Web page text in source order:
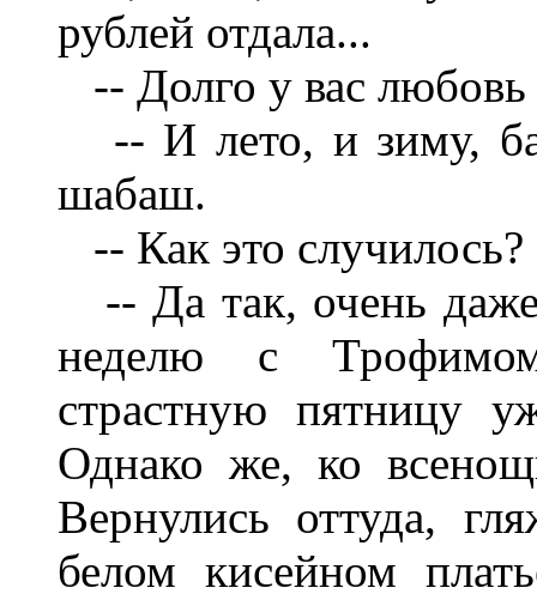
рублей отдала...
-- Долго у вас любовь
-- И лето, и зиму,
шабаш.
-- Как это случилось?
-- Да так, очень
неделю с
страстную пятницу
Однако же, ко
Вернулись оттуда,
белом кисейном